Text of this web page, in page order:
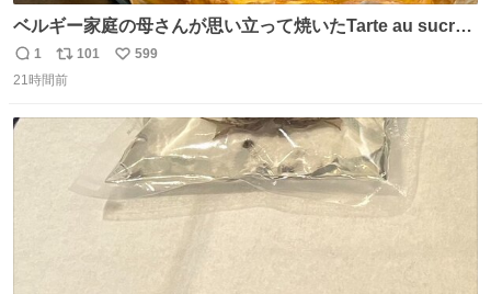
ベルギー家庭の母さんが思い立って焼いたTarte au sucre
は「砂糖のケーキ」。パイ生地に砂糖をたっぷり振りか
け、クリームと卵の液を注いで焼くだけ。溶けた砂糖はね
ギーのだよ」というこれ、素朴な焼菓子に見えてナポレオ
ン戦争の歴史があった。
返
信
1
リ
ポ
101
い
数
599
21時間前